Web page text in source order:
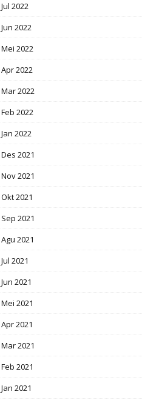
Jul 2022
Jun 2022
Mei 2022
Apr 2022
Mar 2022
Feb 2022
Jan 2022
Des 2021
Nov 2021
Okt 2021
Sep 2021
Agu 2021
Jul 2021
Jun 2021
Mei 2021
Apr 2021
Mar 2021
Feb 2021
Jan 2021